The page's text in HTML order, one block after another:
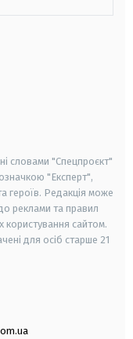
словами "Спецпроєкт"
"Експерт",
героїв. Редакція може
реклами та правил
сайтом.
для осіб старше 21